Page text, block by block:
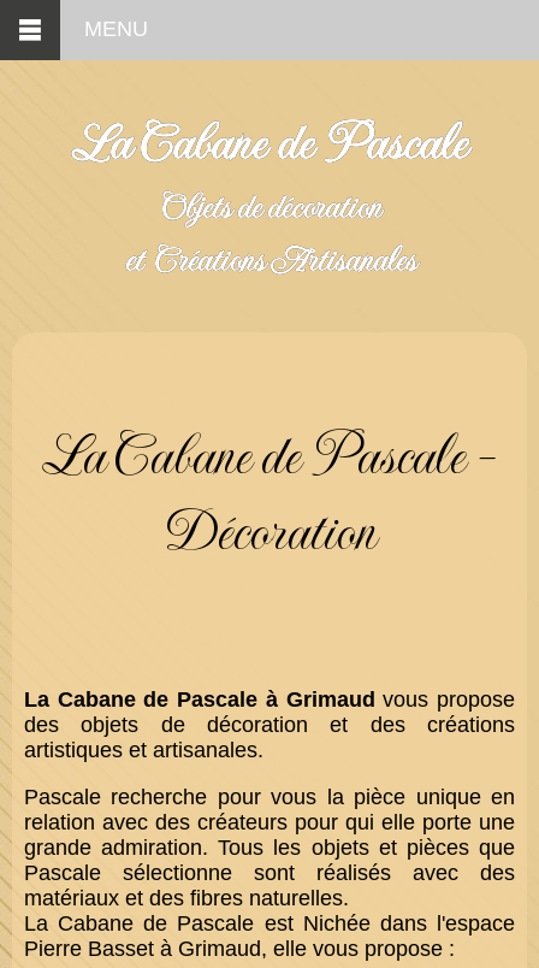
MENU
La Cabane de Pascale
Objets de décoration
et Créations Artisanales
La Cabane de Pascale -
Décoration
La Cabane de Pascale à Grimaudvous propose
des objets de décoration et des créations
artistiques et artisanales.
Pascale recherche pour vous la pièce unique en
relation avec des créateurs pour qui elle porte une
grande admiration. Tous les objets et pièces que
Pascale sélectionne sont réalisés avec des
matériaux et des fibres naturelles.
La Cabane de Pascale est Nichée dans l'espace
Pierre Basset à Grimaud, elle vous propose :